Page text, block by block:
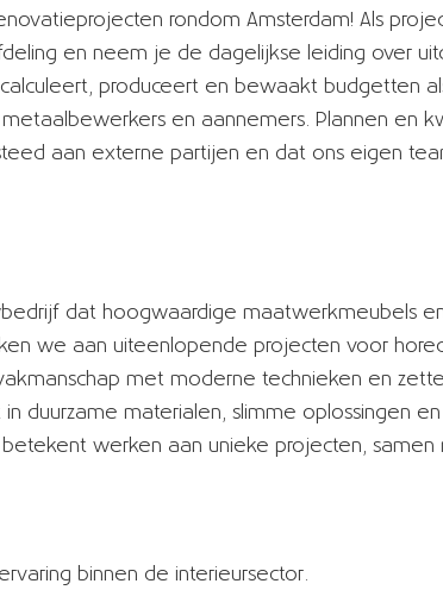
rondom Amsterdam! Als
en neem je de dagelijkse leiding over
produceert en bewaakt budgetten
en aannemers. Plannen en
aan externe partijen en dat ons eigen
dat hoogwaardige maatwerkmeubels
we aan uiteenlopende projecten voor
met moderne technieken en
duurzame materialen, slimme oplossingen
werken aan unieke projecten,
binnen de interieursector.